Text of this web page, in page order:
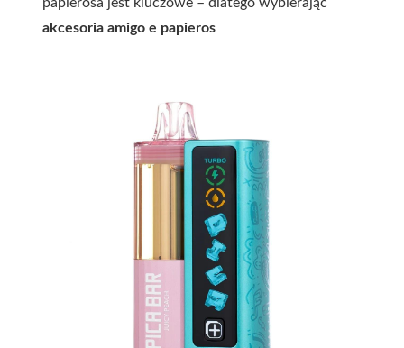
akcesoria amigo e papieros